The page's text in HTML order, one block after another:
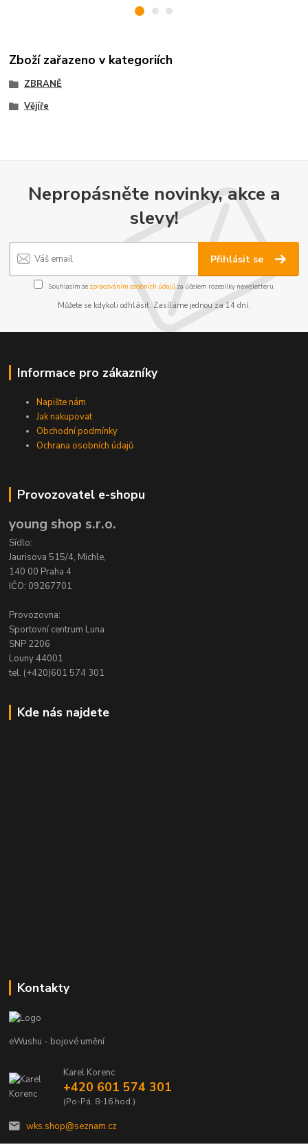
Zboží zařazeno v kategoriích
ZBRANĚ
Vějíře
Nepropásněte novinky, akce a
slevy!
Přihlásit se
Souhlasím se zpracováním osobních údajůza účelem rozesílky newsletteru.
Můžete se kdykoli odhlásit. Zasíláme jednou za 14 dní.
Informace pro zákazníky
Napište nám
Jak nakupovat
Obchodní podmínky
Ochrana osobních údajů
Provozovatel e-shopu
young shop s.r.o.
Sídlo:
Jaurisova 515/4, Michle,
140 00 Praha 4
IČO: 09267701
Provozovna:
Sportovní centrum Luna
SNP 2206
Louny 44001
tel. (+420)601 574 301
Kde nás najdete
Kontakty
eWushu - bojové umění
Karel Korenc
+420 601 574 301
(Po-Pá, 8-16 hod.)
wks.shop@seznam.cz